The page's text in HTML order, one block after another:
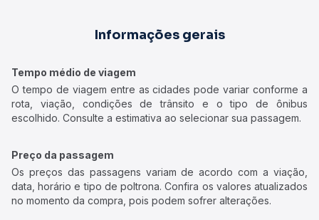
Informações gerais
Tempo médio de viagem
O tempo de viagem entre as cidades pode variar conforme a
rota, viação, condições de trânsito e o tipo de ônibus
escolhido. Consulte a estimativa ao selecionar sua passagem.
Preço da passagem
Os preços das passagens variam de acordo com a viação,
data, horário e tipo de poltrona. Confira os valores atualizados
no momento da compra, pois podem sofrer alterações.